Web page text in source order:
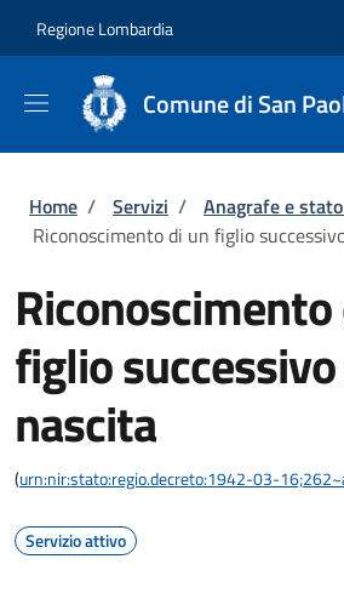
Regione Lombardia
Comune di San
Briciole di pane
Home / Servizi / Anagrafe e
Riconoscimento di un figlio
figlio
nascita
(urn:nir:stato:regio.decreto:1942-03-
Servizio attivo